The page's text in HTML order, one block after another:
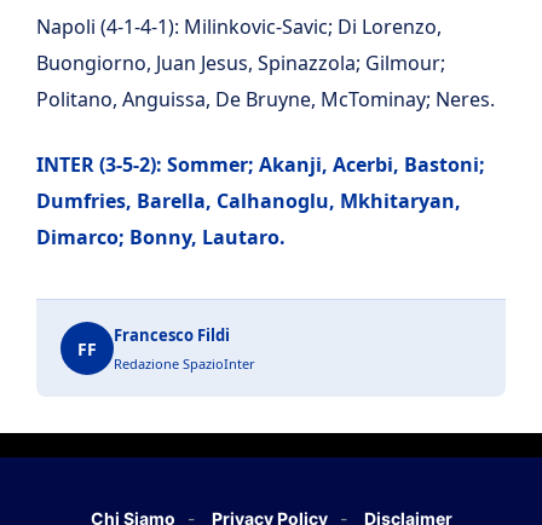
Napoli (4-1-4-1): Milinkovic-Savic; Di Lorenzo,
Buongiorno, Juan Jesus, Spinazzola; Gilmour;
Politano, Anguissa, De Bruyne, McTominay; Neres.
INTER (3-5-2): Sommer; Akanji, Acerbi, Bastoni;
Dumfries, Barella, Calhanoglu, Mkhitaryan,
Dimarco; Bonny, Lautaro.
FF
Francesco Fildi
Redazione SpazioInter
Chi Siamo Privacy Policy Disclaimer